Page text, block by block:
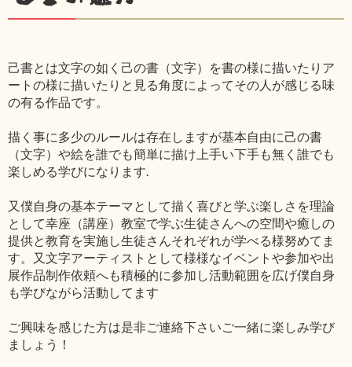
己書とは文字の如く己の書（文字）を書の様に描いたりア
ートの様に描いたりと見る角度によってその人が感じる味
の有る作品です。
描く事に多少のルールは存在しますが基本自由に己の書
（文字）や絵を誰でも簡単に描け上手い下手も無く誰でも
楽しめる学びになります.
又僕自身の基本テーマとして描く喜びと学ぶ楽しさを理論
として幸座（講座）教室で学ぶ生徒さんへの空間や癒しの
提供と教育を実施し生徒さんそれぞれが学べる様努めてま
す。又文字アーティストとして様様なイベントや参加や出
展作品制作依頼へも積極的に参加し活動範囲を広げ僕自身
も学びながら活動してます
ご興味を感じた方は是非ご連絡下さいご一緒に楽しみ学び
ましょう！